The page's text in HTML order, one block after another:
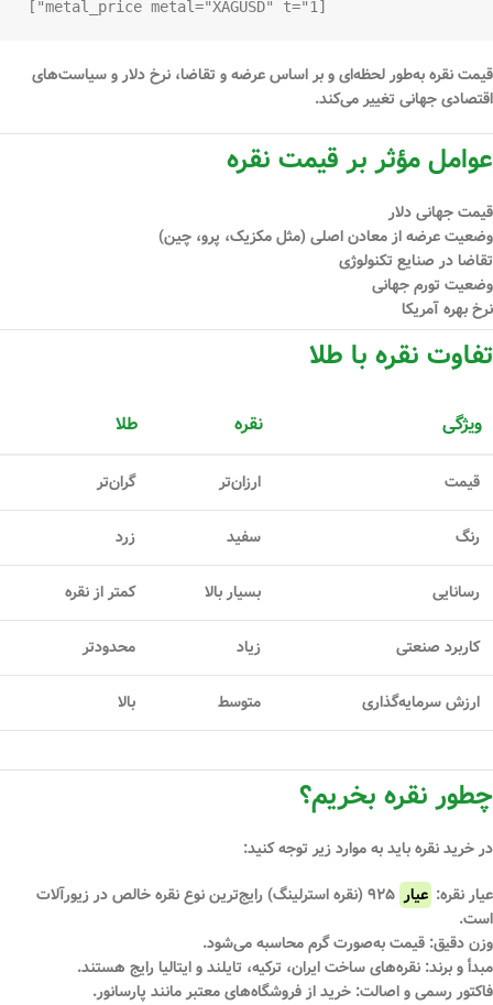
[metal_price metal="XAGUSD" t="1"]
قیمت نقره به‌طور لحظه‌ای و بر اساس عرضه و تقاضا، نرخ دلار و سیاست‌های
اقتصادی جهانی تغییر می‌کند.
عوامل مؤثر بر قیمت نقره
قیمت جهانی دلار
وضعیت عرضه از معادن اصلی (مثل مکزیک، پرو، چین)
تقاضا در صنایع تکنولوژی
وضعیت تورم جهانی
نرخ بهره آمریکا
تفاوت نقره با طلا
ویژگی نقره طلا
قیمت ارزان‌تر گران‌تر
رنگ سفید زرد
رسانایی بسیار بالا کمتر از نقره
کاربرد صنعتی زیاد محدودتر
ارزش سرمایه‌گذاری متوسط بالا
چطور نقره بخریم؟
در خرید نقره باید به موارد زیر توجه کنید:
عیار نقره: عیار
۹۲۵ (نقره استرلینگ) رایج‌ترین نوع نقره خالص در زیورآلات
است.
وزن دقیق: قیمت به‌صورت گرم محاسبه می‌شود.
مبدأ و برند: نقره‌های ساخت ایران، ترکیه، تایلند و ایتالیا رایج هستند.
فاکتور رسمی و اصالت: خرید از فروشگاه‌های معتبر مانند پارسانور.